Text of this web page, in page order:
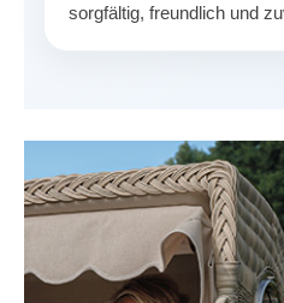
sorgfältig, freundlich und